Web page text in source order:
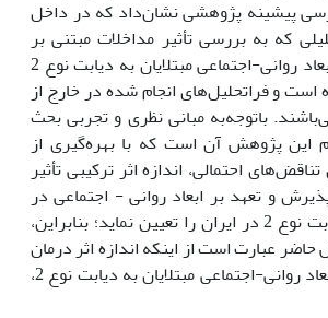
پیشینه پژوهشی نشان‌داد که در داخل
که به بررسی تأثیر مداخلات مبتنی بر
پذیرش و تعهد بر ابعاد روانی-اجتماعی مبتلایان به دیابت نوع 2
است و فراتحلیل‌های انجام شده در خارج از
باتوجه‌به مبانی نظری و تجربی بحث
این پژوهش آن است که با بهره‌گیری از
احتمالی، اندازه اثر ترکیبی تأثیر
و تعهد بر ابعاد روانی - اجتماعی در
بیماران مبتلا به دیابت نوع 2 در ایران را تعیین نماید؛ بنابراین،
عبارت است از اینکه اندازه اثر درمان
پذیرش و تعهد بر ابعاد روانی-اجتماعی مبتلایان به دیابت نوع 2،